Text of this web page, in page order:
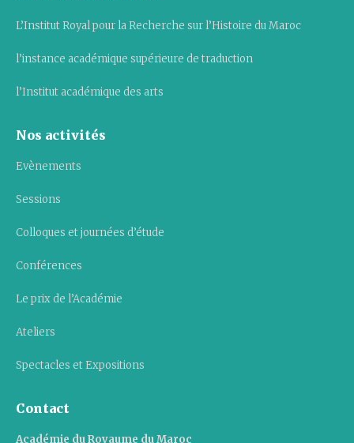
L’Institut Royal pour la Recherche sur l’Histoire du Maroc
l’instance académique supérieure de traduction
l’Institut académique des arts
Nos activités
Evènements
Sessions
Colloques et journées d’étude
Conférences
Le prix de l’Académie
Ateliers
Spectacles et Expositions
Contact
Académie du Royaume du Maroc